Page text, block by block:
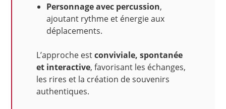
Personnage avec percussion,
ajoutant rythme et énergie aux
déplacements.
L’approche estconviviale, spontanée
et interactive, favorisant les échanges,
les rires et la création de souvenirs
authentiques.